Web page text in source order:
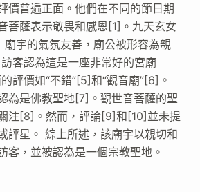
價普遍正面。他們在不同的節日期
菩薩表示敬畏和感恩[1]。九天玄女
宇的氣氛友善，廟公被形容為親
客認為這是一座非常好的宮廟
評價如“不錯”[5]和“觀音廟”[6]。
為是佛教聖地[7]。觀世音菩薩的聖
注[8]。然而，評論[9]和[10]並未提
評星。 綜上所述，該廟宇以親切和
客，並被認為是一個宗教聖地。